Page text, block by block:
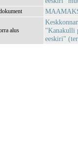
alus
"Kanakulli
eeskiri"